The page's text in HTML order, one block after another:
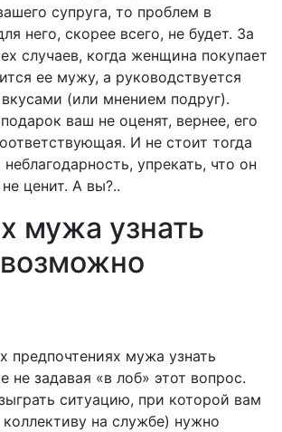
супруга, то проблем в
него, скорее всего, не будет. За
случаев, когда женщина покупает
ее мужу, а руководствуется
(или мнением подруг).
ваш не оценят, вернее, его
И не стоит тогда
упрекать, что он
ценит. А вы?..
мужа узнать
мужа узнать
не задавая «в лоб» этот вопрос.
ситуацию, при которой вам
на службе) нужно